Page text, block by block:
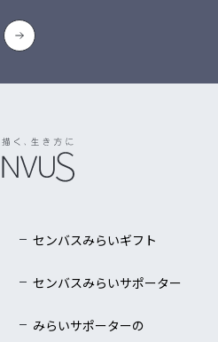
センバスみらいギフト
センバスみらいサポーター
みらいサポーターの